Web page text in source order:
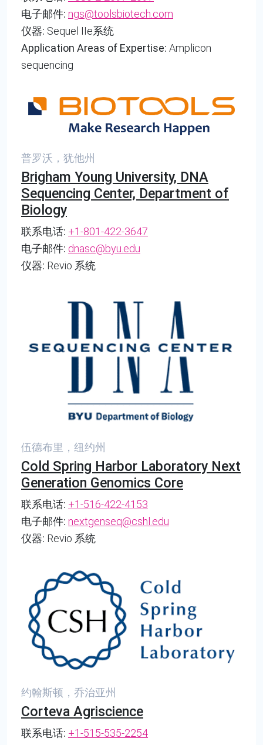
电子邮件: ngs@toolsbiotech.com
仪器: Sequel IIe系统
Application Areas of Expertise: Amplicon
sequencing
普罗沃，犹他州
Brigham Young University, DNA
Sequencing Center, Department of
Biology
联系电话: +1-801-422-3647
电子邮件: dnasc@byu.edu
仪器: Revio 系统
伍德布里，纽约州
Cold Spring Harbor Laboratory Next
Generation Genomics Core
联系电话: +1-516-422-4153
电子邮件: nextgenseq@cshl.edu
仪器: Revio 系统
约翰斯顿，乔治亚州
Corteva Agriscience
联系电话: +1-515-535-2254